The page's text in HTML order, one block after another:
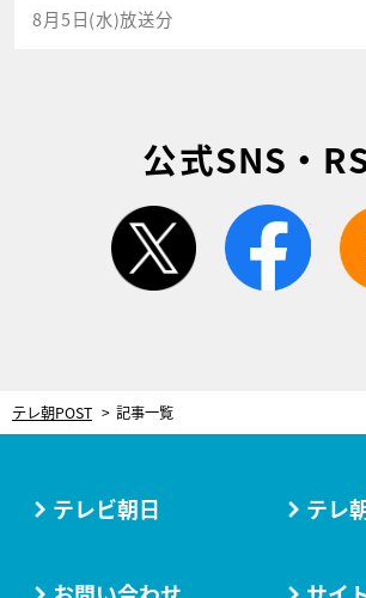
8月5日(水)放送分
公式SNS・
twitter
テレ朝POST 記事一覧
テレビ朝日 テレ